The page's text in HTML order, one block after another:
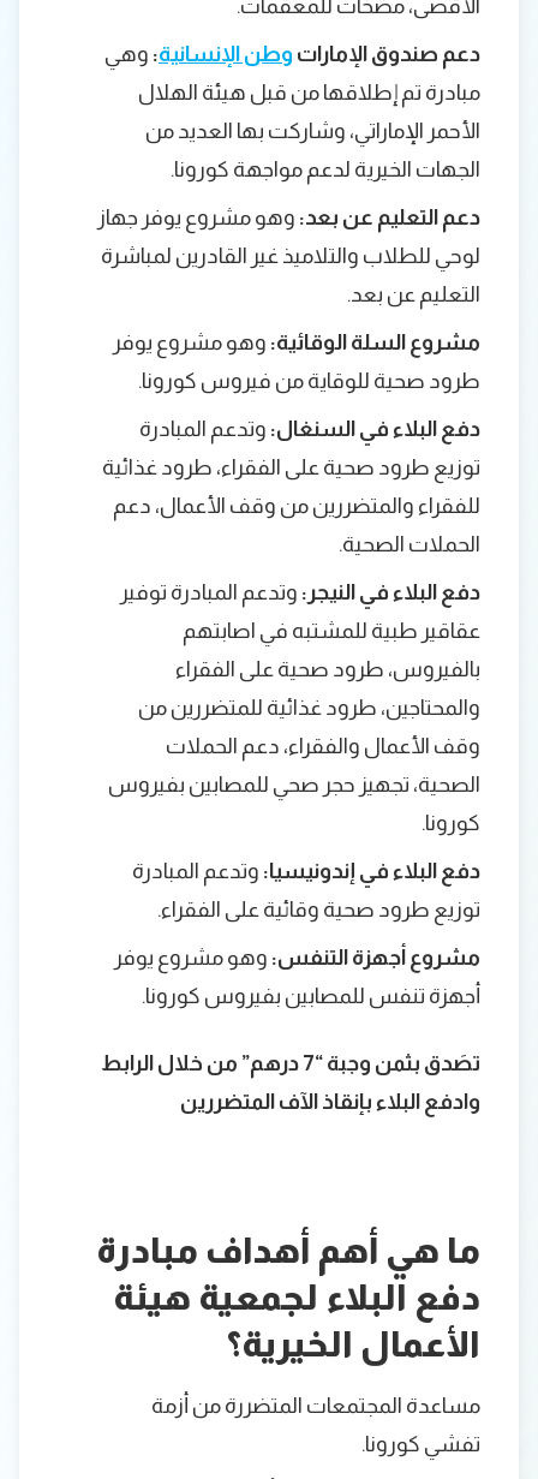
الأقصى، مضخات للمعقمات.
دعم صندوق الإمارات وطن الإنسانية: وهي
مبادرة تم إطلاقها من قبل هيئة الهلال
الأحمر الإماراتي، وشاركت بها العديد من
الجهات الخيرية لدعم مواجهة كورونا.
دعم التعليم عن بعد: وهو مشروع يوفر جهاز
لوحي للطلاب والتلاميذ غير القادرين لمباشرة
التعليم عن بعد.
مشروع السلة الوقائية: وهو مشروع يوفر
طرود صحية للوقاية من فيروس كورونا.
دفع البلاء في السنغال: وتدعم المبادرة
توزيع طرود صحية على الفقراء، طرود غذائية
للفقراء والمتضررين من وقف الأعمال، دعم
الحملات الصحية.
دفع البلاء في النيجر: وتدعم المبادرة توفير
عقاقير طبية للمشتبه في اصابتهم
بالفيروس، طرود صحية على الفقراء
والمحتاجين، طرود غذائية للمتضررين من
وقف الأعمال والفقراء، دعم الحملات
الصحية، تجهيز حجر صحي للمصابين بفيروس
كورونا.
دفع البلاء في إندونيسيا: وتدعم المبادرة
توزيع طرود صحية وقائية على الفقراء.
مشروع أجهزة التنفس: وهو مشروع يوفر
أجهزة تنفس للمصابين بفيروس كورونا.
تصَدق بثمن وجبة “7 درهم” من خلال الرابط
وادفع البلاء بإنقاذ الآف المتضررين
ما هي أهم أهداف مبادرة
دفع البلاء لجمعية هيئة
الأعمال الخيرية؟
مساعدة المجتمعات المتضررة من أزمة
تفشي كورونا.